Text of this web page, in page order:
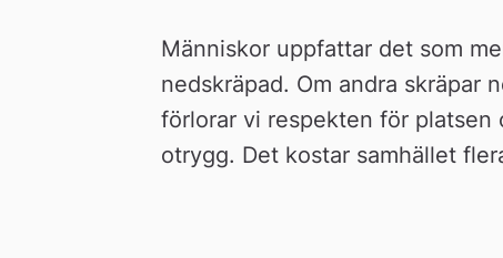
Människor uppfattar det som
nedskräpad. Om andra skräpar
förlorar vi respekten för platsen
otrygg. Det kostar samhället